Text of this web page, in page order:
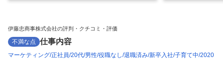
伊藤忠商事株式会社の評判・クチコミ・評価
不満な点 仕事内容
マーケティング 正社員 20代 男性 役職なし 退職済み 新卒入社 子育て中 2020